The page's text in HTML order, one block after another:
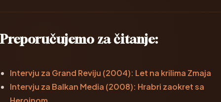
Preporučujemo za čitanje:
Intervju za Grand Reviju (2004): Let na krilima Zmaja
Intervju za Balkan Media (2008): Hrabri zaokret sa